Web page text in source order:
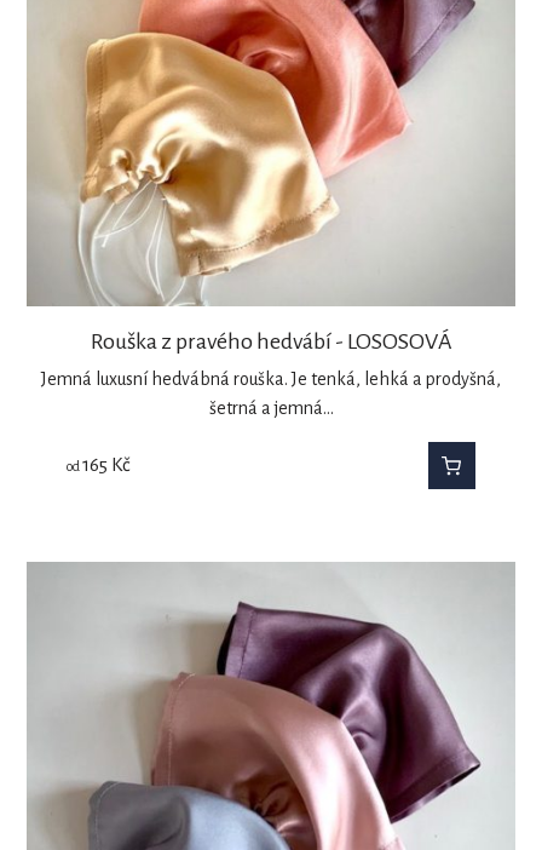
Rouška z pravého hedvábí - LOSOSOVÁ
Jemná luxusní hedvábná rouška. Je tenká, lehká a prodyšná,
šetrná a jemná…
od 165 Kč